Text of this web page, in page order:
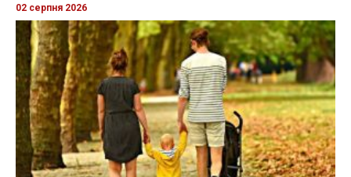
02 серпня 2026